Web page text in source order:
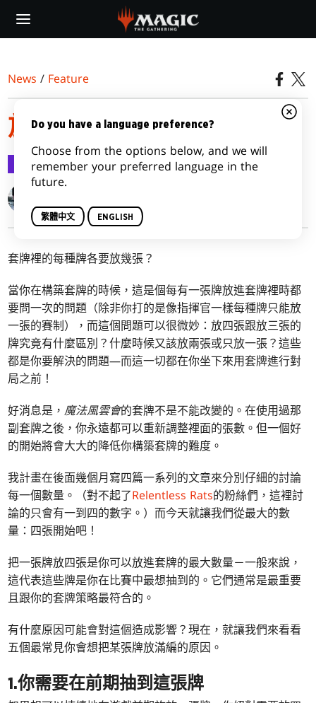
main
News / Feature
放到滿編
Feature 2016-12-30
套牌裡的每種牌各要放幾張？
當你在構築套牌的時候，這是個每有一張牌放進套牌裡時都
要問一次的問題（除非你打的是像指揮官一樣每種牌只能放
一張的賽制），而這個問題可以很微妙：放四張跟放三張的
牌究竟有什麼區別？什麼時候又該放兩張或只放一張？這些
都是你要解決的問題—而這一切都在你坐下來用套牌進行對
局之前！
好消息是， 魔法風雲會的套牌不是不能改變的。在使用過那
副套牌之後，你永遠都可以重新調整裡面的張數。但一個好
的開始將會大大的降低你構築套牌的難度。
我計畫在後面幾個月寫四篇一系列的文章來分別仔細的討論
每一個數量。（對不起了Relentless Rats的粉絲們，這裡討
論的只會有一到四的數字。）而今天就讓我們從最大的數
量：四張開始吧！
把一張牌放四張是你可以放進套牌的最大數量－一般來說，
這代表這些牌是你在比賽中最想抽到的。它們通常是最重要
且跟你的套牌策略最符合的。
有什麼原因可能會對這個造成影響？現在，就讓我們來看看
五個最常見你會想把某張牌放滿編的原因。
1.你需要在前期抽到這張牌
Do you have a language preference?
Choose from the options below, and we will
remember your preferred language in the
future.
繁體中文 ENGLISH